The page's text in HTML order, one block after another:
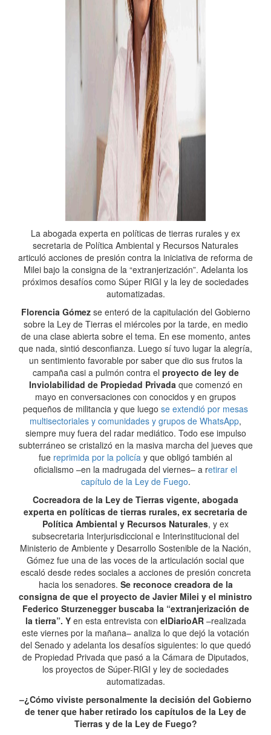
La abogada experta en políticas de tierras rurales y ex
secretaria de Política Ambiental y Recursos Naturales
articuló acciones de presión contra la iniciativa de reforma de
Milei bajo la consigna de la “extranjerización”. Adelanta los
próximos desafíos como Súper RIGI y la ley de sociedades
automatizadas.
Florencia Gómezse enteró de la capitulación del Gobierno
sobre la Ley de Tierras el miércoles por la tarde, en medio
de una clase abierta sobre el tema. En ese momento, antes
que nada, sintió desconfianza. Luego sí tuvo lugar la alegría,
un sentimiento favorable por saber que dio sus frutos la
campaña casi a pulmón contra el proyecto de ley de
Inviolabilidad de Propiedad Privadaque comenzó en
mayo en conversaciones con conocidos y en grupos
pequeños de militancia y que luego se extendió por mesas
multisectoriales y comunidades y grupos de WhatsApp,
siempre muy fuera del radar mediático. Todo ese impulso
subterráneo se cristalizó en la masiva marcha del jueves que
fue reprimida por la policía y que obligó también al
oficialismo –en la madrugada del viernes– a retirar el
capítulo de la Ley de Fuego.
Cocreadora de la Ley de Tierras vigente, abogada
experta en políticas de tierras rurales, ex secretaria de
Política Ambiental y Recursos Naturales, y ex
subsecretaria Interjurisdiccional e Interinstitucional del
Ministerio de Ambiente y Desarrollo Sostenible de la Nación,
Gómez fue una de las voces de la articulación social que
escaló desde redes sociales a acciones de presión concreta
hacia los senadores. Se reconoce creadora de la
consigna de que el proyecto de Javier Milei y el ministro
Federico Sturzenegger buscaba la “extranjerización de
la tierra”. Y en esta entrevista con elDiarioAR–realizada
este viernes por la mañana– analiza lo que dejó la votación
del Senado y adelanta los desafíos siguientes: lo que quedó
de Propiedad Privada que pasó a la Cámara de Diputados,
los proyectos de Súper-RIGI y ley de sociedades
automatizadas.
–¿Cómo viviste personalmente la decisión del Gobierno
de tener que haber retirado los capítulos de la Ley de
Tierras y de la Ley de Fuego?